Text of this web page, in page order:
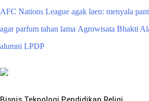
AFC Nations League agak laen: menyala
agar parfum tahan lama Agrowisata Bhakti
alumni LPDP